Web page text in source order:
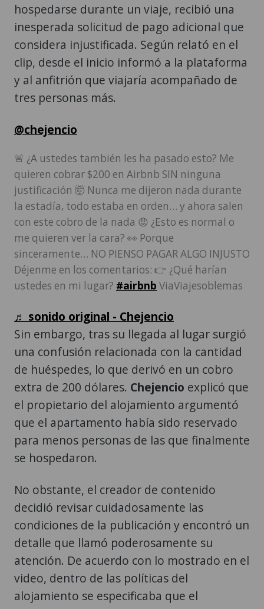
hospedarse durante un viaje, recibió una
inesperada solicitud de pago adicional que
considera injustificada. Según relató en el
clip, desde el inicio informó a la plataforma
y al anfitrión que viajaría acompañado de
tres personas más.
@chejencio
🚨 ¿A ustedes también les ha pasado esto? Me
quieren cobrar $200 en Airbnb SIN ninguna
justificación 🤯 Nunca me dijeron nada durante
la estadía, todo estaba en orden… y ahora salen
con este cobro de la nada 😡 ¿Esto es normal o
me quieren ver la cara? 👀 Porque
sinceramente… NO PIENSO PAGAR ALGO INJUSTO
Déjenme en los comentarios: 👉 ¿Qué harían
ustedes en mi lugar? #airbnb ViaViajesoblemas
♬ sonido original - Chejencio
Sin embargo, tras su llegada al lugar surgió
una confusión relacionada con la cantidad
de huéspedes, lo que derivó en un cobro
extra de 200 dólares. Chejencio explicó que
el propietario del alojamiento argumentó
que el apartamento había sido reservado
para menos personas de las que finalmente
se hospedaron.
No obstante, el creador de contenido
decidió revisar cuidadosamente las
condiciones de la publicación y encontró un
detalle que llamó poderosamente su
atención. De acuerdo con lo mostrado en el
video, dentro de las políticas del
alojamiento se especificaba que el